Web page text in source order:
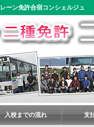
ーン免許合宿コンシェルジュ
入校までの流れ 支